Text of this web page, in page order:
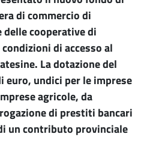
di commercio di
cooperative di
di accesso al
La dotazione del
undici per le imprese
agricole, da
di prestiti bancari
un contributo provinciale